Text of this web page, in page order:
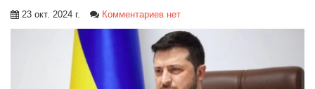
23 окт. 2024 г. Комментариев нет